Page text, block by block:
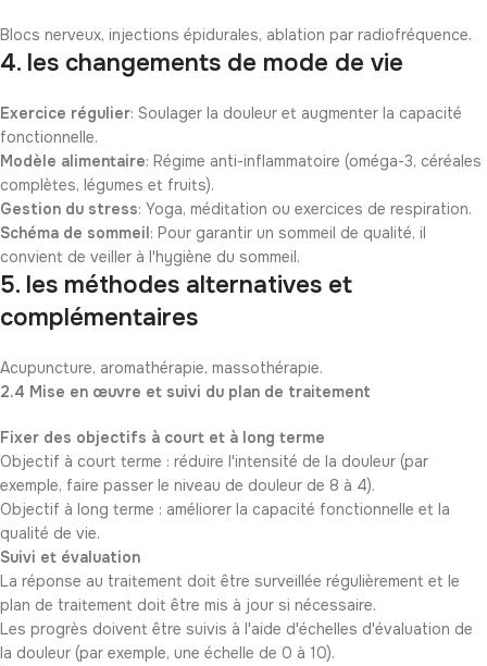
Blocs nerveux, injections épidurales, ablation par radiofréquence.
4. les changements de mode de vie
Exercice régulier: Soulager la douleur et augmenter la capacité
fonctionnelle.
Modèle alimentaire: Régime anti-inflammatoire (oméga-3, céréales
complètes, légumes et fruits).
Gestion du stress: Yoga, méditation ou exercices de respiration.
Schéma de sommeil: Pour garantir un sommeil de qualité, il
convient de veiller à l'hygiène du sommeil.
5. les méthodes alternatives et
complémentaires
Acupuncture, aromathérapie, massothérapie.
2.4 Mise en œuvre et suivi du plan de traitement
Fixer des objectifs à court et à long terme
Objectif à court terme : réduire l'intensité de la douleur (par
exemple, faire passer le niveau de douleur de 8 à 4).
Objectif à long terme : améliorer la capacité fonctionnelle et la
qualité de vie.
Suivi et évaluation
La réponse au traitement doit être surveillée régulièrement et le
plan de traitement doit être mis à jour si nécessaire.
Les progrès doivent être suivis à l'aide d'échelles d'évaluation de
la douleur (par exemple, une échelle de 0 à 10).